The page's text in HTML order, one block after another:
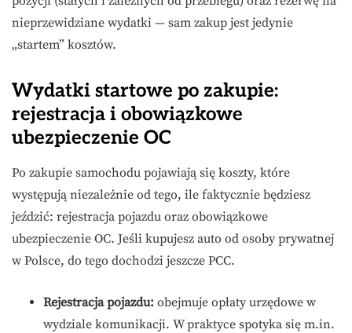
nieprzewidziane wydatki — sam zakup jest jedynie
„startem” kosztów.
Wydatki startowe po zakupie:
rejestracja i obowiązkowe
ubezpieczenie OC
Po zakupie samochodu pojawiają się koszty, które
występują niezależnie od tego, ile faktycznie będziesz
jeździć: rejestracja pojazdu oraz obowiązkowe
ubezpieczenie OC. Jeśli kupujesz auto od osoby prywatnej
w Polsce, do tego dochodzi jeszcze PCC.
Rejestracja pojazdu: obejmuje opłaty urzędowe w
wydziale komunikacji. W praktyce spotyka się m.in.